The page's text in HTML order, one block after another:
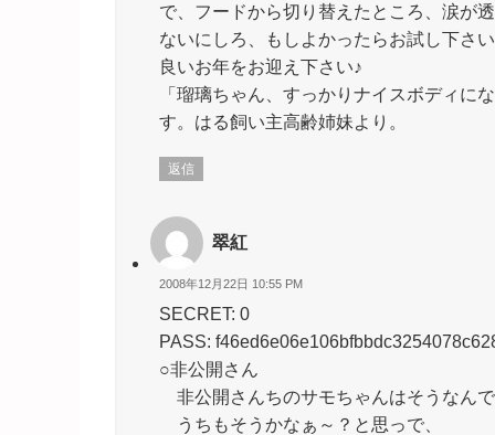
で、フードから切り替えたところ、涙が
ないにしろ、もしよかったらお試し下さ
良いお年をお迎え下さい♪
「瑠璃ちゃん、すっかりナイスボディに
す。はる飼い主高齢姉妹より。
返信
翠紅
2008年12月22日 10:55 PM
SECRET: 0
PASS:
○非公開さん
非公開さんちのサモちゃんはそうなん
うちもそうかなぁ～？と思っで、